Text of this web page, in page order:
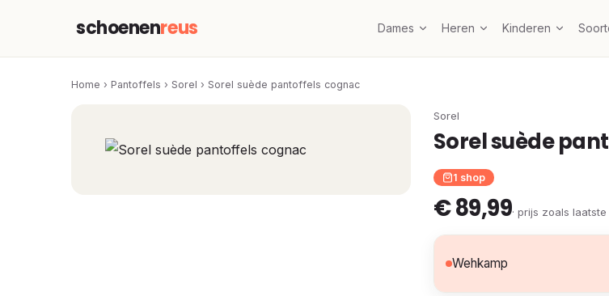
schoenenreus Dames Heren Kinderen
Home › Pantoffels › Sorel › Sorel suède pantoffels cognac
Sorel
Sorel suède
1 shop
€ 89,99· prijs zoals
Wehkamp